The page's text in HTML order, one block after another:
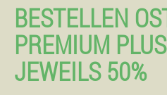
BESTELLEN
PREMIUM
JEWEILS 50%